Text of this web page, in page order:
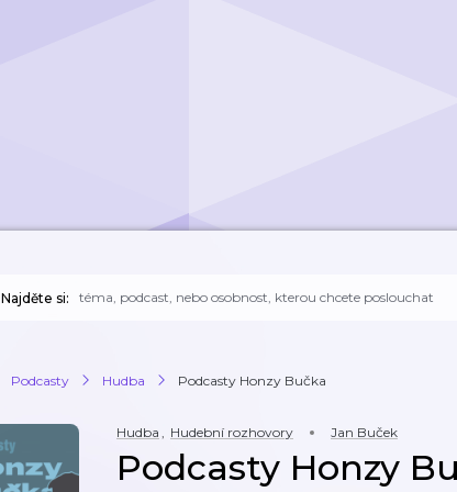
Najděte si:
Podcasty Hudba Podcasty Honzy Bučka
Hudba , Hudební rozhovory Jan Buček
Podcasty Honzy